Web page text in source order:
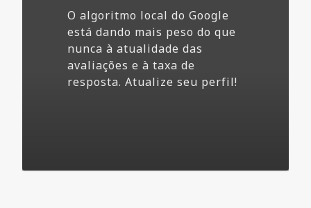
O algoritmo local do Google
está dando mais peso do que
nunca à atualidade das
avaliações e à taxa de
resposta. Atualize seu perfil!